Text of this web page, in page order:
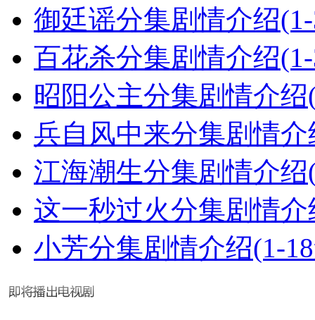
御廷谣分集剧情介绍
百花杀分集剧情介绍
昭阳公主分集剧情介
兵自风中来分集剧情
江海潮生分集剧情介
这一秒过火分集剧情
小芳分集剧情介绍(1-